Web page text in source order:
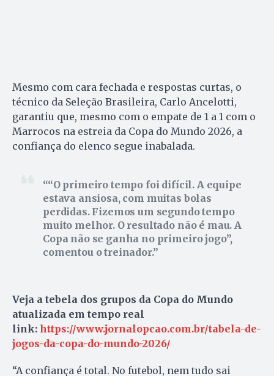
Mesmo com cara fechada e respostas curtas, o
técnico da Seleção Brasileira, Carlo Ancelotti,
garantiu que, mesmo com o empate de 1 a 1 com o
Marrocos na estreia da Copa do Mundo 2026, a
confiança do elenco segue inabalada.
“O primeiro tempo foi difícil. A equipe
estava ansiosa, com muitas bolas
perdidas. Fizemos um segundo tempo
muito melhor. O resultado não é mau. A
Copa não se ganha no primeiro jogo”,
comentou o treinador.
Veja a tebela dos grupos da Copa do Mundo
atualizada em tempo real
link: https://www.jornalopcao.com.br/tabela-de-
jogos-da-copa-do-mundo-2026/
“A confiança é total. No futebol, nem tudo sai